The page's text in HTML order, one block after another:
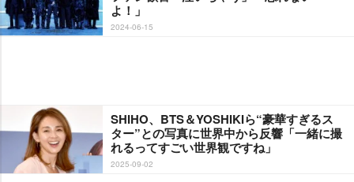
よ！」
2024-06-15
SHIHO、BTS＆YOSHIKIら“豪華すぎるス
ター”との写真に世界中から反響「一緒に撮
れるってすごい世界観ですね」
2025-09-02